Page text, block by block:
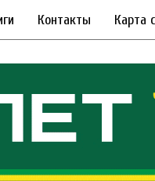
Контакты Карта